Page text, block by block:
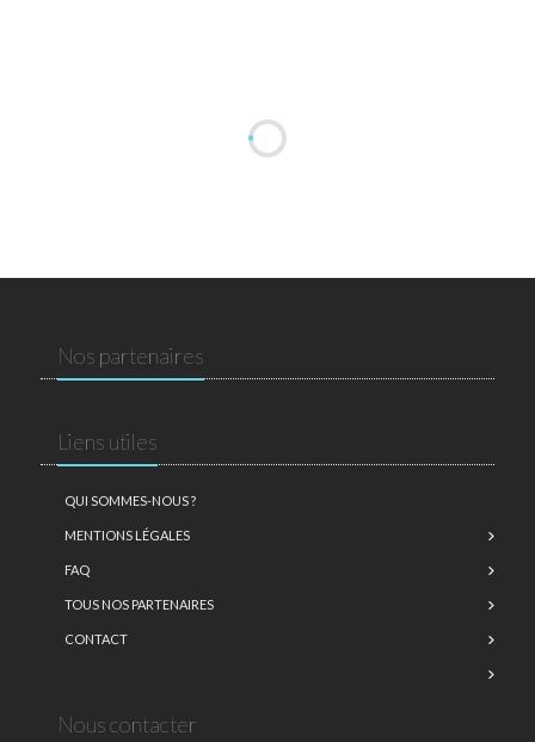
Nos partenaires
Liens utiles
QUI SOMMES-NOUS ?
MENTIONS LÉGALES
FAQ
TOUS NOS PARTENAIRES
CONTACT
Nous contacter